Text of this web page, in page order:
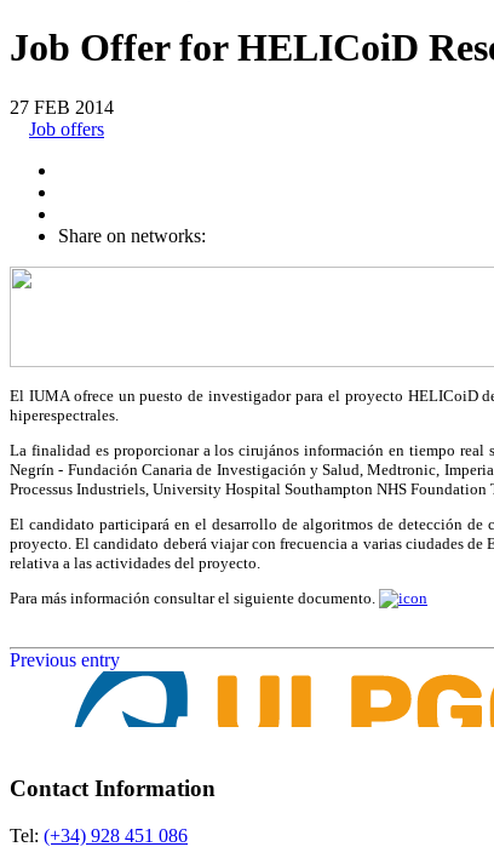
Job Offer for HELICoiD
27 FEB 2014
Job offers
Share on networks:
El IUMA ofrece un puesto de investigador para el proyecto HELICoiD
hiperespectrales.
La finalidad es proporcionar a los cirujános información en tiempo real
Negrín ‐ Fundación Canaria de Investigación y Salud, Medtronic,
Processus Industriels, University Hospital Southampton NHS Foundation
El candidato participará en el desarrollo de algoritmos de detección de
proyecto. El candidato deberá viajar con frecuencia a varias ciudades
relativa a las actividades del proyecto.
Para más información consultar el siguiente documento.
Previous entry
Contact Information
Tel: (+34) 928 451 086